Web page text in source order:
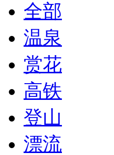
全部
温泉
赏花
高铁
登山
漂流